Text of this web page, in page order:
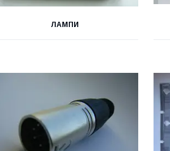
ЛАМПИ